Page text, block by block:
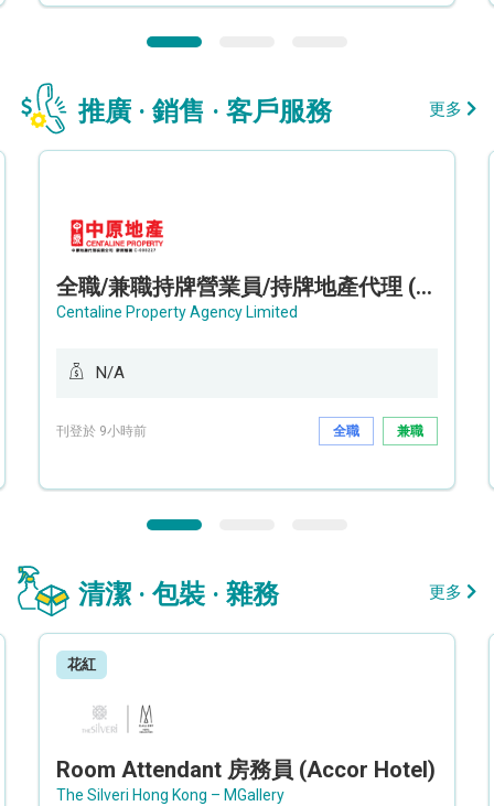
推廣 · 銷售 · 客戶服務 更多
全職/兼職持牌營業員/持牌地產代理 (長沙灣/將軍澳/油塘)
Centaline Property Agency Limited
N/A
刊登於 9小時前 全職 兼職
清潔 · 包裝 · 雜務 更多
花紅
Room Attendant 房務員 (Accor Hotel)
The Silveri Hong Kong – MGallery